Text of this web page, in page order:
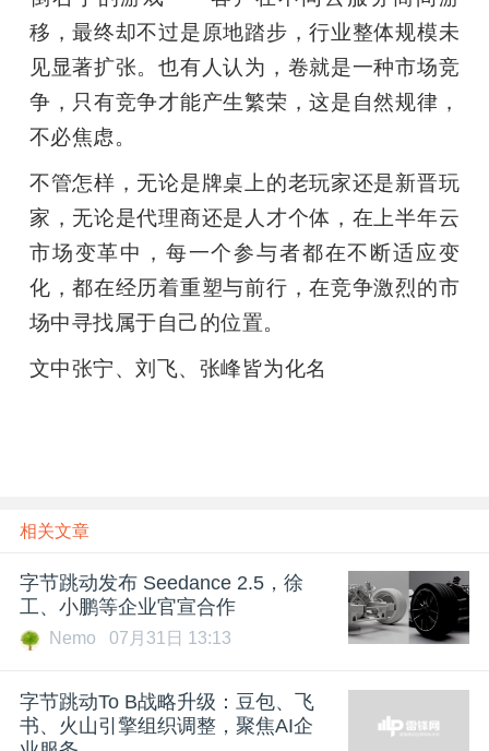
移，最终却不过是原地踏步，行业整体规模未
见显著扩张。也有人认为，卷就是一种市场竞
争，只有竞争才能产生繁荣，这是自然规律，
不必焦虑。
不管怎样，无论是牌桌上的老玩家还是新晋玩
家，无论是代理商还是人才个体，在上半年云
市场变革中，每一个参与者都在不断适应变
化，都在经历着重塑与前行，在竞争激烈的市
场中寻找属于自己的位置。
文中张宁、刘飞、张峰皆为化名
相关文章
字节跳动发布 Seedance 2.5，徐
工、小鹏等企业官宣合作
Nemo 07月31日 13:13
字节跳动To B战略升级：豆包、飞
书、火山引擎组织调整，聚焦AI企